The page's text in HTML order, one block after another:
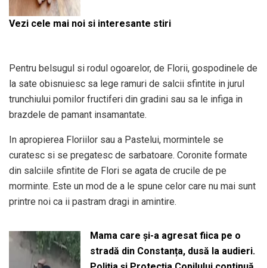
Vezi cele mai noi si interesante stiri
Pentru belsugul si rodul ogoarelor, de Florii, gospodinele de
la sate obisnuiesc sa lege ramuri de salcii sfintite in jurul
trunchiului pomilor fructiferi din gradini sau sa le infiga in
brazdele de pamant insamantate.
In apropierea Floriilor sau a Pastelui, mormintele se
curatesc si se pregatesc de sarbatoare. Coronite formate
din salciile sfintite de Flori se agata de crucile de pe
morminte. Este un mod de a le spune celor care nu mai sunt
printre noi ca ii pastram dragi in amintire.
Mama care și-a agresat fiica pe o
stradă din Constanța, dusă la audieri.